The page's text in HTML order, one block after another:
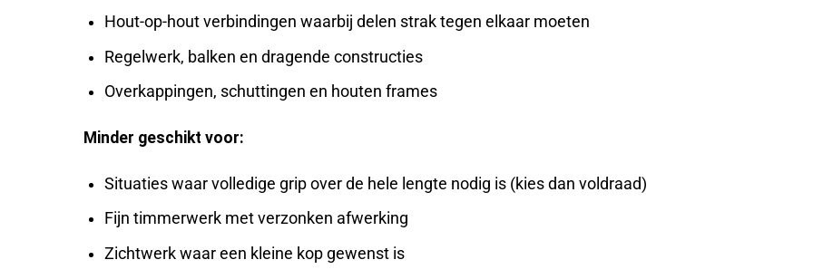
Hout-op-hout verbindingen waarbij delen strak tegen elkaar moeten
Regelwerk, balken en dragende constructies
Overkappingen, schuttingen en houten frames
Minder geschikt voor:
Situaties waar volledige grip over de hele lengte nodig is (kies dan voldraad)
Fijn timmerwerk met verzonken afwerking
Zichtwerk waar een kleine kop gewenst is